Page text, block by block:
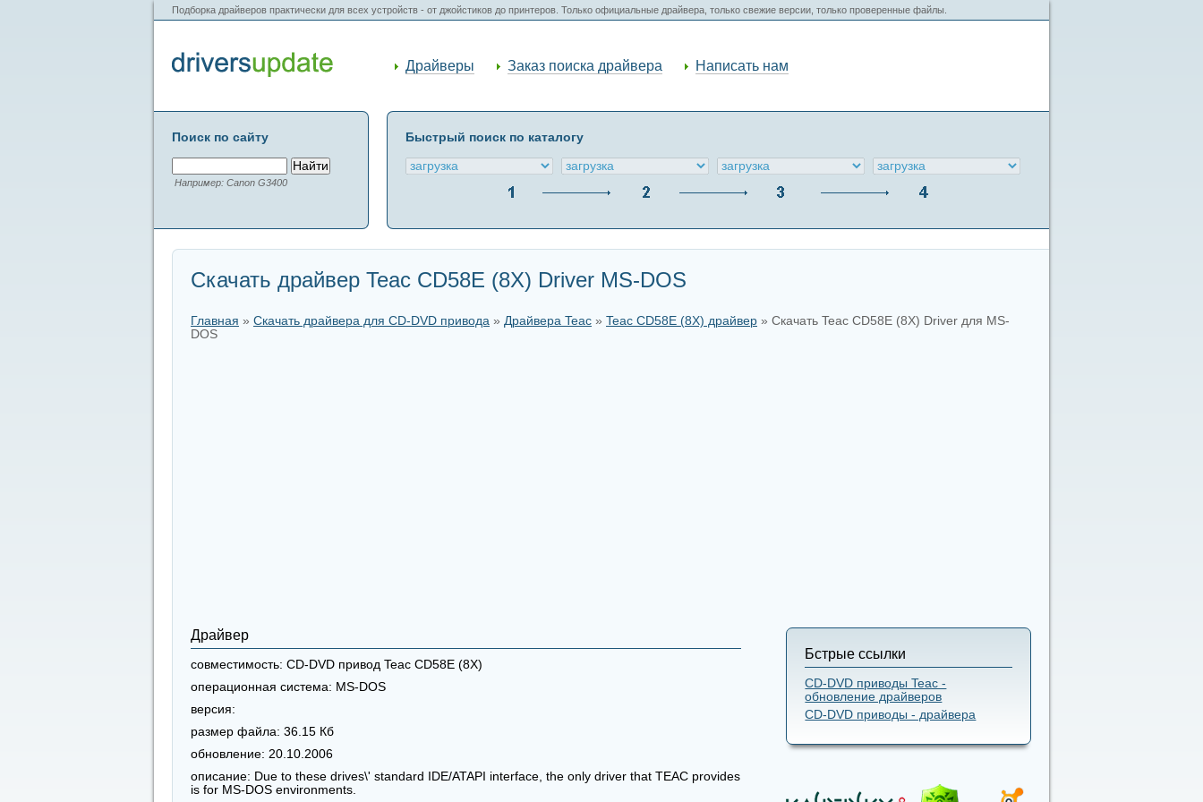
Подборка драйверов практически для всех устройств - от джойстиков до принтеров. Только официальные драйвера, только свежие версии, только проверенные файлы.
Драйверы Заказ поиска драйвера Написать нам
Поиск по сайту
Например: Canon G3400
Быстрый поиск по каталогу
Скачать драйвер Teac CD58E (8X) Driver MS-DOS
Главная » Скачать драйвера для CD-DVD привода » Драйвера Teac » Teac CD58E (8X) драйвер » Скачать Teac CD58E (8X) Driver для MS-
DOS
Драйвер
совместимость: CD-DVD привод Teac CD58E (8X)
операционная система: MS-DOS
версия:
размер файла: 36.15 Кб
обновление: 20.10.2006
описание: Due to these drives\' standard IDE/ATAPI interface, the only driver that TEAC provides
is for MS-DOS environments.
Бстрые ссылки
CD-DVD приводы Teac -
обновление драйверов
CD-DVD приводы - драйвера